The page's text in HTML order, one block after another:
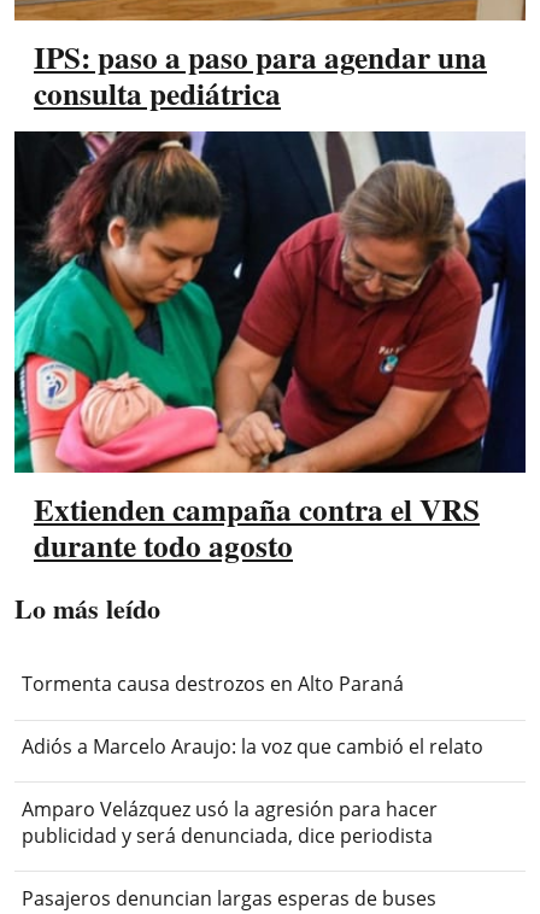
IPS: paso a paso para agendar una
consulta pediátrica
Extienden campaña contra el VRS
durante todo agosto
Lo más leído
Tormenta causa destrozos en Alto Paraná
Adiós a Marcelo Araujo: la voz que cambió el relato
Amparo Velázquez usó la agresión para hacer
publicidad y será denunciada, dice periodista
Pasajeros denuncian largas esperas de buses